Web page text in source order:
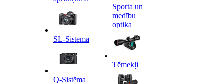
SL-Sistēma
Q-Sistēma
Sporta un
medību
optika
Tēmekļi